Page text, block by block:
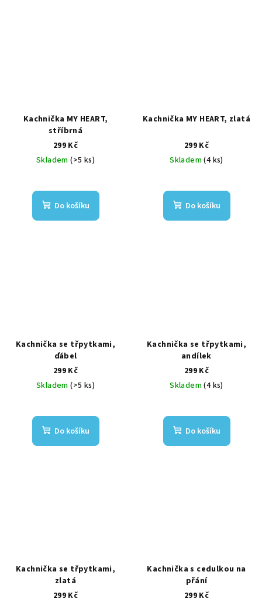
Kachnička MY HEART,
stříbrná
299 Kč
Skladem(>5 ks)
Do košíku
Kachnička MY HEART, zlatá
299 Kč
Skladem(4 ks)
Do košíku
Kachnička se třpytkami,
ďábel
299 Kč
Skladem(>5 ks)
Do košíku
Kachnička se třpytkami,
andílek
299 Kč
Skladem(4 ks)
Do košíku
Kachnička se třpytkami,
zlatá
299 Kč
Kachnička s cedulkou na
přání
299 Kč